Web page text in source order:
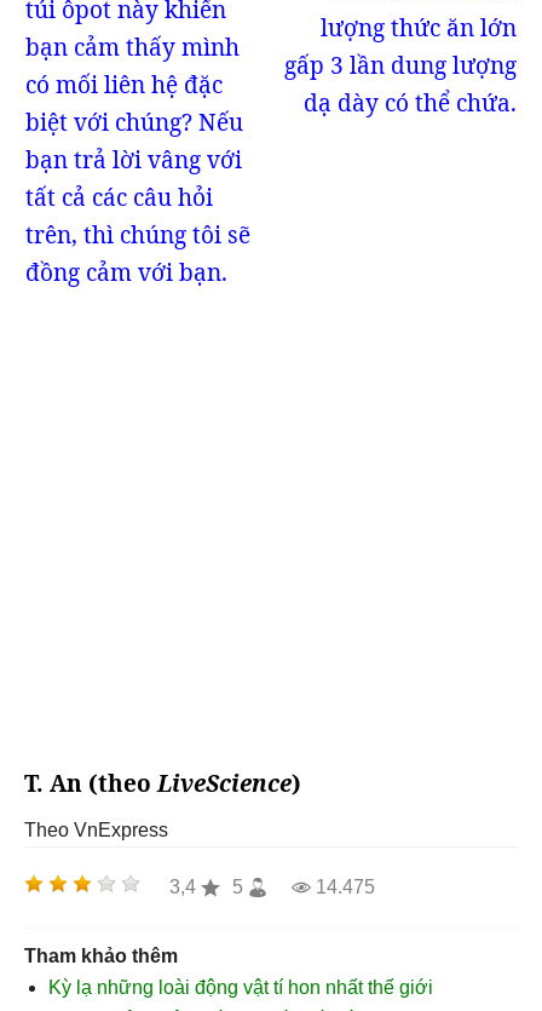
túi ôpot này khiến
bạn cảm thấy mình
có mối liên hệ đặc
biệt với chúng? Nếu
bạn trả lời vâng với
tất cả các câu hỏi
trên, thì chúng tôi sẽ
đồng cảm với bạn.
lượng thức ăn lớn
gấp 3 lần dung lượng
dạ dày có thể chứa.
T. An (theoLiveScience)
Theo VnExpress
3,4 5 14.475
Tham khảo thêm
Kỳ lạ những loài động vật tí hon nhất thế giới